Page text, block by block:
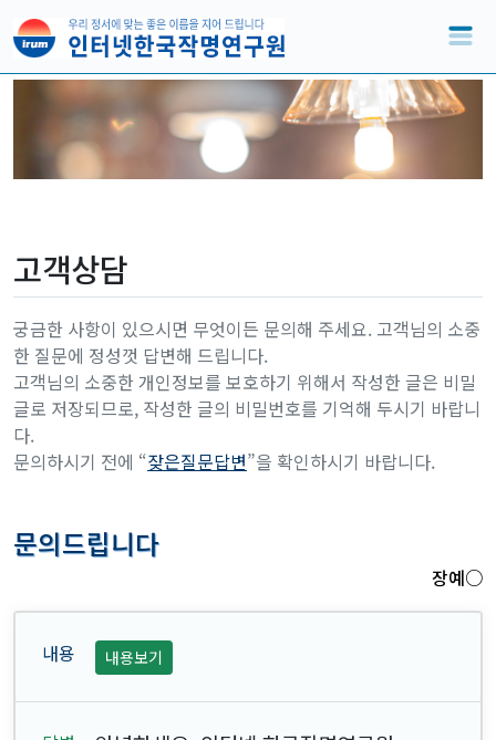
고객상담
궁금한 사항이 있으시면 무엇이든 문의해 주세요. 고객님의 소중
한 질문에 정성껏 답변해 드립니다.
고객님의 소중한 개인정보를 보호하기 위해서 작성한 글은 비밀
글로 저장되므로, 작성한 글의 비밀번호를 기억해 두시기 바랍니
다.
문의하시기 전에 “잦은질문답변”을 확인하시기 바랍니다.
문의드립니다
장예○
내용보기